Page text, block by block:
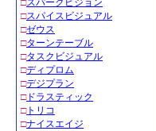
□スパークビジョン
□スパイスビジュアル
□ゼウス
□ターンテーブル
□タスクビジュアル
□ディプロム
□デジプラン
□ドラスティック
□トリコ
□ナイスエイジ